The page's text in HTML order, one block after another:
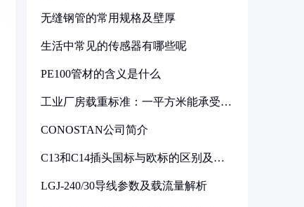
无缝钢管的常用规格及壁厚
生活中常见的传感器有哪些呢
PE100管材的含义是什么
工业厂房载重标准：一平方米能承受多
CONOSTAN公司简介
C13和C14插头国标与欧标的区别及其
LGJ-240/30导线参数及载流量解析